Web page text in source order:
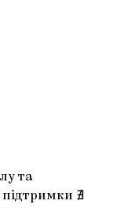
та
∄